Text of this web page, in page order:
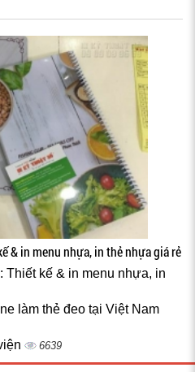
& in menu nhựa, in thẻ nhựa giá rẻ
kế & in menu nhựa, in
làm thẻ đeo tại Việt Nam
6639